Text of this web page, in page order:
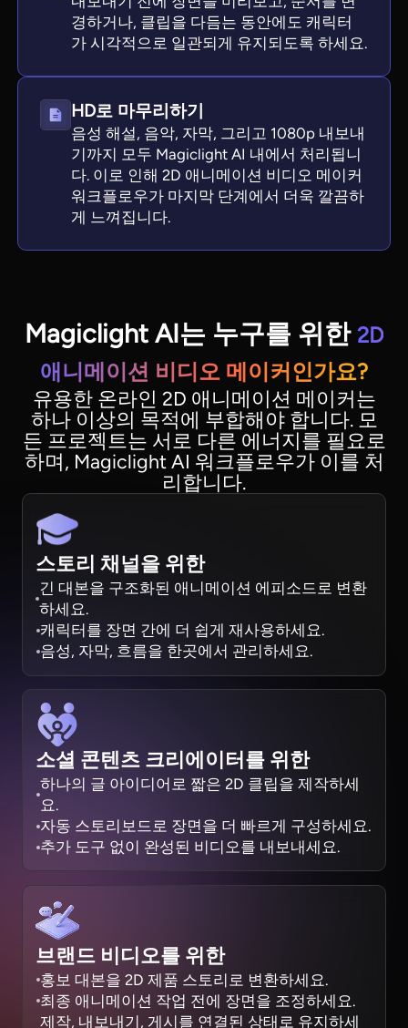
경하거나, 클립을 다듬는 동안에도 캐릭터
가 시각적으로 일관되게 유지되도록 하세요.
HD로 마무리하기
음성 해설, 음악, 자막, 그리고 1080p 내보내
기까지 모두 Magiclight AI 내에서 처리됩니
다. 이로 인해 2D 애니메이션 비디오 메이커
워크플로우가 마지막 단계에서 더욱 깔끔하
게 느껴집니다.
Magiclight AI는 누구를 위한 2D
애니메이션 비디오 메이커인가요?
유용한 온라인 2D 애니메이션 메이커는
하나 이상의 목적에 부합해야 합니다. 모
든 프로젝트는 서로 다른 에너지를 필요로
하며, Magiclight AI 워크플로우가 이를 처
리합니다.
스토리 채널을 위한
긴 대본을 구조화된 애니메이션 에피소드로 변환
하세요.
캐릭터를 장면 간에 더 쉽게 재사용하세요.
음성, 자막, 흐름을 한곳에서 관리하세요.
소셜 콘텐츠 크리에이터를 위한
하나의 글 아이디어로 짧은 2D 클립을 제작하세
요.
자동 스토리보드로 장면을 더 빠르게 구성하세요.
추가 도구 없이 완성된 비디오를 내보내세요.
브랜드 비디오를 위한
홍보 대본을 2D 제품 스토리로 변환하세요.
최종 애니메이션 작업 전에 장면을 조정하세요.
제작, 내보내기, 게시를 연결된 상태로 유지하세